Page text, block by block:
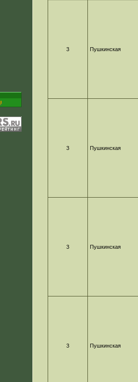
3 Пушкинская
3 Пушкинская
3 Пушкинская
3 Пушкинская